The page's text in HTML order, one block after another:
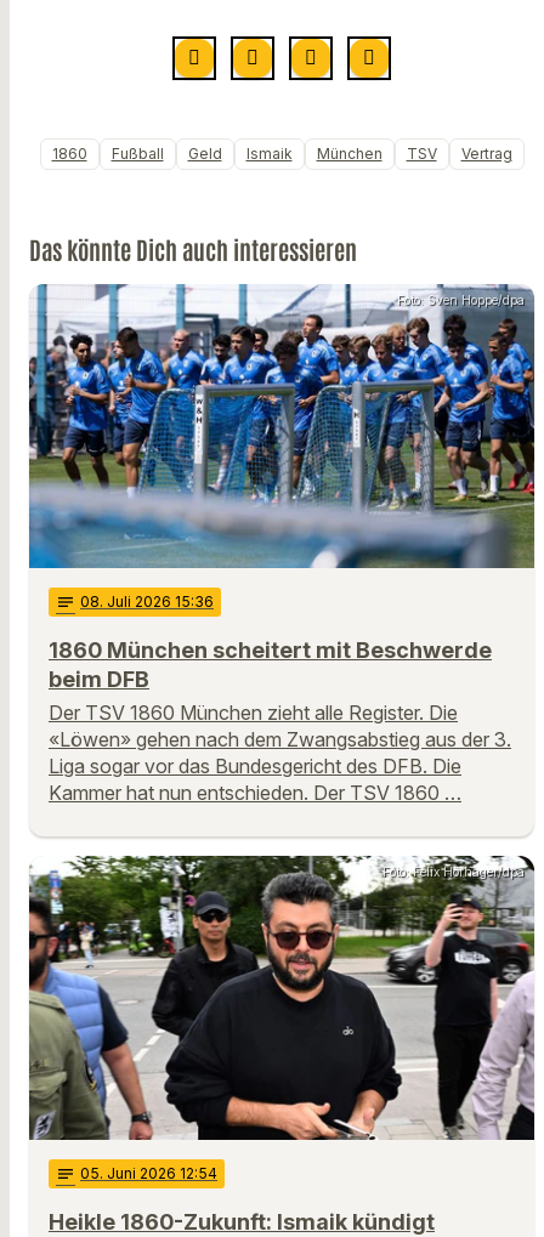
1860 Fußball Geld Ismaik München TSV Vertrag
Das könnte Dich auch interessieren
Foto: Sven Hoppe/dpa
notes 08. Juli 2026 15:36
1860 München scheitert mit Beschwerde
beim DFB
Der TSV 1860 München zieht alle Register. Die
«Löwen» gehen nach dem Zwangsabstieg aus der 3.
Liga sogar vor das Bundesgericht des DFB. Die
Kammer hat nun entschieden. Der TSV 1860 …
Foto: Felix Hörhager/dpa
notes 05. Juni 2026 12:54
Heikle 1860-Zukunft: Ismaik kündigt